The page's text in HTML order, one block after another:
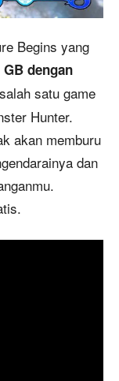
Begins yang
dengan
satu game
Hunter.
akan memburu
dan